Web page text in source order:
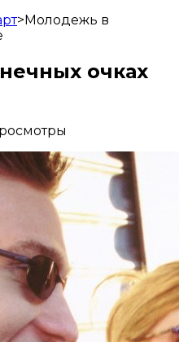
>Молодежь в
очках